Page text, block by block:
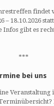
findet
– 18.10.2026
Infos gibt es
***
bei uns
Veranstaltung